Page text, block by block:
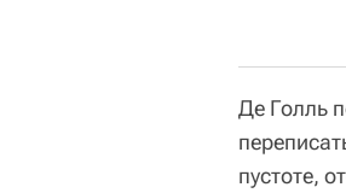
Де Голль
пустоте,